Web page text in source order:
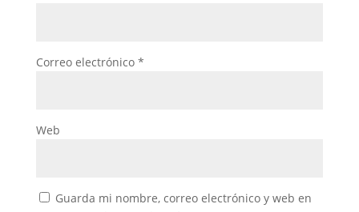
Correo electrónico *
Web
Guarda mi nombre, correo electrónico y web en